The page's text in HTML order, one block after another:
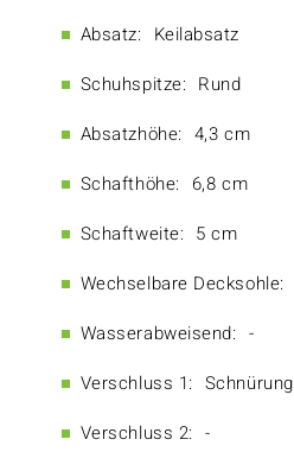
Absatz: Keilabsatz
Schuhspitze: Rund
Absatzhöhe: 4,3 cm
Schafthöhe: 6,8 cm
Schaftweite: 5 cm
Wechselbare Decksohle:
Wasserabweisend: -
Verschluss 1: Schnürung
Verschluss 2: -